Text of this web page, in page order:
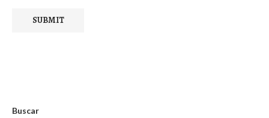
Buscar